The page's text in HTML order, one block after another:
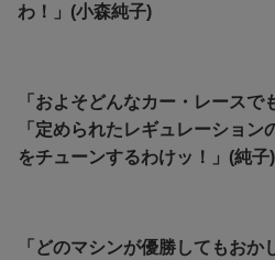
わ！」(小森純子)
「およそどんなカー・レースで
「定められたレギュレーショ
をチューンするわけッ！」(純子)
「どのマシンが優勝してもおか